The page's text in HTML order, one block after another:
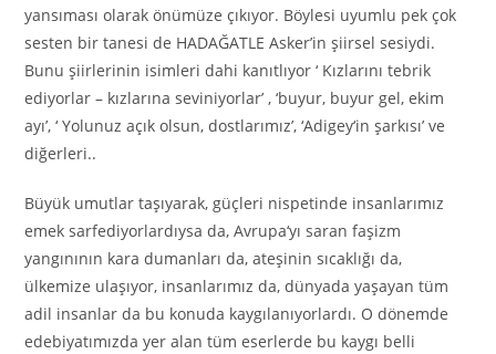
yansıması olarak önümüze çıkıyor. Böylesi uyumlu pek çok
sesten bir tanesi de HADAĞATLE Asker’in şiirsel sesiydi.
Bunu şiirlerinin isimleri dahi kanıtlıyor ‘ Kızlarını tebrik
ediyorlar – kızlarına seviniyorlar’ , ‘buyur, buyur gel, ekim
ayı’, ‘ Yolunuz açık olsun, dostlarımız’, ‘Adigey‘in şarkısı’ ve
diğerleri..
Büyük umutlar taşıyarak, güçleri nispetinde insanlarımız
emek sarfediyorlardıysa da, Avrupa‘yı saran faşizm
yangınının kara dumanları da, ateşinin sıcaklığı da,
ülkemize ulaşıyor, insanlarımız da, dünyada yaşayan tüm
adil insanlar da bu konuda kaygılanıyorlardı. O dönemde
edebiyatımızda yer alan tüm eserlerde bu kaygı belli